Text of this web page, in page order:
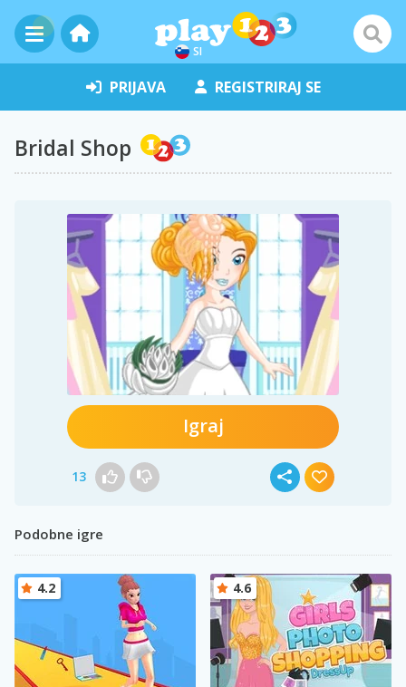
SI
PRIJAVA REGISTRIRAJ SE
Bridal Shop
Igraj
13
Podobne igre
4.2 4.6